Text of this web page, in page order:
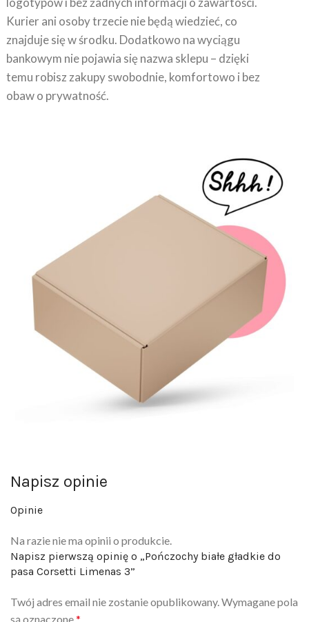
Kurier ani osoby trzecie nie będą wiedzieć, co
znajduje się w środku. Dodatkowo na wyciągu
bankowym nie pojawia się nazwa sklepu – dzięki
temu robisz zakupy swobodnie, komfortowo i bez
obaw o prywatność.
Napisz opinie
Opinie
Na razie nie ma opinii o produkcie.
Napisz pierwszą opinię o „Pończochy białe gładkie do
pasa Corsetti Limenas 3”
Twój adres email nie zostanie opublikowany.
Wymagane pola
są oznaczone *